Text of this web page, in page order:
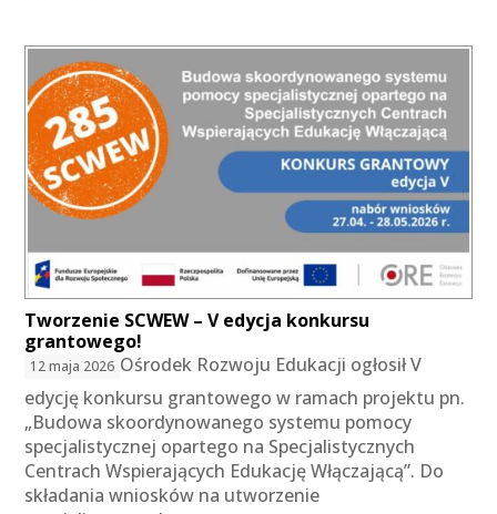
Tworzenie SCWEW – V edycja konkursu
grantowego!
12 maja 2026 Ośrodek Rozwoju Edukacji ogłosił V
edycję konkursu grantowego w ramach projektu pn.
„Budowa skoordynowanego systemu pomocy
specjalistycznej opartego na Specjalistycznych
Centrach Wspierających Edukację Włączającą”. Do
składania wniosków na utworzenie